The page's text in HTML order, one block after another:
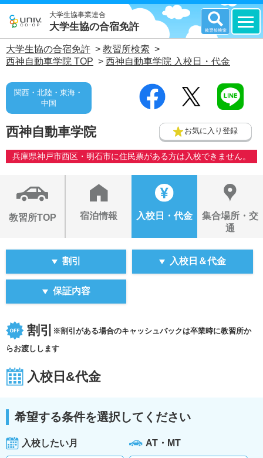
大学生協事業連合
大学生協の合宿免許
大学生協の合宿免許 > 教習所検索 >
西神自動車学院 TOP > 西神自動車学院 入校日・代金
関西・北陸・東海・
中国
西神自動車学院 お気に入り登録
兵庫県神戸市西区・明石市に住民票がある方は入校できません。
教習所TOP 宿泊情報 入校日・代金
集合場所・交
通
割引 入校日＆代金
保証内容
割引
※割引がある場合のキャッシュバックは卒業時に教習所か
らお渡しします
入校日&代金
希望する条件を選択してください
入校したい月 AT・MT